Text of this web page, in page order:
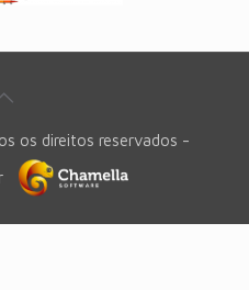
os direitos reservados -